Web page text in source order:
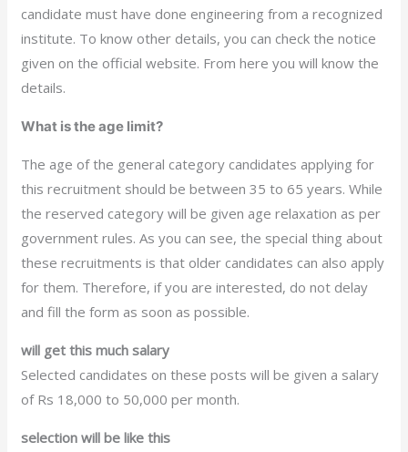
candidate must have done engineering from a recognized
institute. To know other details, you can check the notice
given on the official website. From here you will know the
details.
What is the age limit?
The age of the general category candidates applying for
this recruitment should be between 35 to 65 years. While
the reserved category will be given age relaxation as per
government rules. As you can see, the special thing about
these recruitments is that older candidates can also apply
for them. Therefore, if you are interested, do not delay
and fill the form as soon as possible.
will get this much salary
Selected candidates on these posts will be given a salary
of Rs 18,000 to 50,000 per month.
selection will be like this